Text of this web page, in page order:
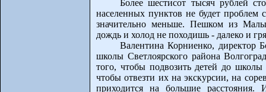
Более шестисот тысяч рублей
населенных пунктов не будет проблем
значительно меньше. Пешком из
дождь и холод не походишь - далеко и
Валентина Корниенко, директор
школы Светлоярского района
того, чтобы подвозить детей до
чтобы отвезти их на экскурсии, на
приходится на большие расстояния.